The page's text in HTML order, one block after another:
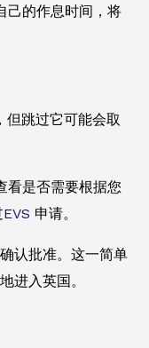
己的作息时间，将
但跳过它可能会取
看是否需要根据您
EVS 申请。
认批准。这一简单
进入英国。